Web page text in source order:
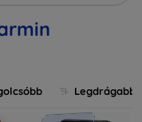
Legdrágabb